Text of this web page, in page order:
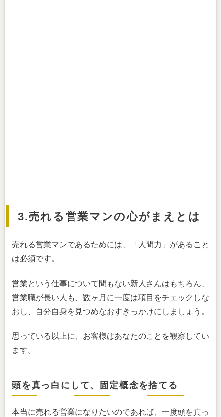
3.売れる営業マンの心がまえとは
売れる営業マンであるためには、「人間力」があること
は必須です。
営業という仕事について間もない新人さんはもちろん、
営業職が長い人も、数ヶ月に一度は項目をチェックしな
おし、自分自身を見つめなおすきっかけにしましょう。
思っている以上に、お客様はあなたのことを観察してい
ます。
頭を真っ白にして、固定概念を捨てる
本当に売れる営業になりたいのであれば、一度頭を真っ